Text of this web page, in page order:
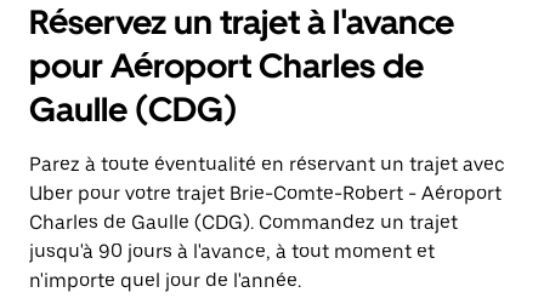
ouvrir
calendrier
et
sélectionner
date.
Appuyez
sur
la
touche
Échap
pour
Réservez un trajet à l'avance
pour Aéroport Charles de
Gaulle (CDG)
Parez à toute éventualité en réservant un trajet avec
Uber pour votre trajet Brie-Comte-Robert - Aéroport
Charles de Gaulle (CDG). Commandez un trajet
jusqu'à 90 jours à l'avance, à tout moment et
n'importe quel jour de l'année.